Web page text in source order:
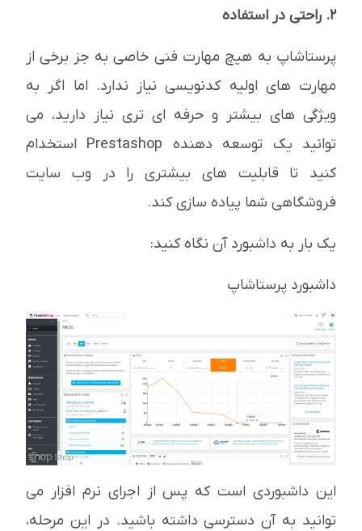
2. راحتی در استفاده
پرستاشاپ به هیچ مهارت فنی خاصی به جز برخی از
مهارت های اولیه کدنویسی نیاز ندارد. اما اگر به
ویژگی های بیشتر و حرفه ای تری نیاز دارید، می
توانید یک توسعه دهنده Prestashop استخدام
کنید تا قابلیت های بیشتری را در وب سایت
فروشگاهی شما پیاده سازی کند.
یک بار به داشبورد آن نگاه کنید:
داشبورد پرستاشاپ
این داشبوردی است که پس از اجرای نرم افزار می
توانید به آن دسترسی داشته باشید. در این مرحله،